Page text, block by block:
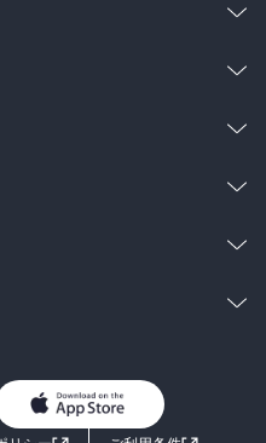
男子向けラノベ
お問い合わせ